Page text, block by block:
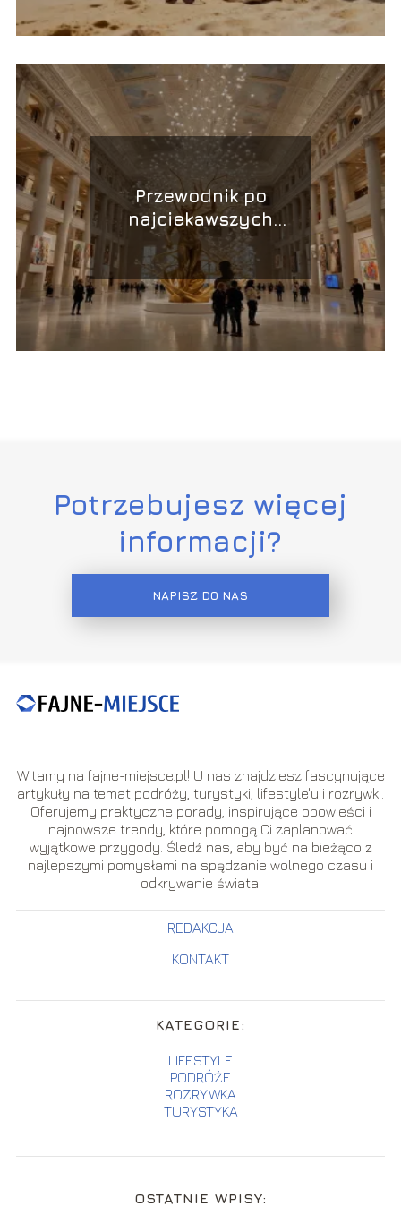
Przewodnik po
najciekawszych
muzeach na świecie
Potrzebujesz więcej
informacji?
NAPISZ DO NAS
Witamy na fajne-miejsce.pl! U nas znajdziesz fascynujące
artykuły na temat podróży, turystyki, lifestyle'u i rozrywki.
Oferujemy praktyczne porady, inspirujące opowieści i
najnowsze trendy, które pomogą Ci zaplanować
wyjątkowe przygody. Śledź nas, aby być na bieżąco z
najlepszymi pomysłami na spędzanie wolnego czasu i
odkrywanie świata!
REDAKCJA
KONTAKT
KATEGORIE:
LIFESTYLE
PODRÓŻE
ROZRYWKA
TURYSTYKA
OSTATNIE WPISY: